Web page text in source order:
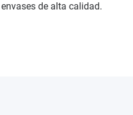
de alta calidad.